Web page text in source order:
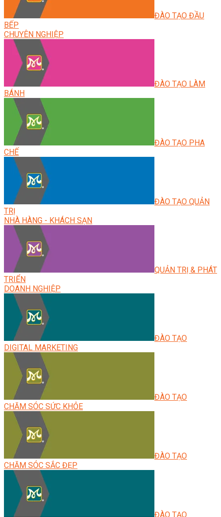
ĐÀO TẠO ĐẦU
BẾP
CHUYÊN NGHIỆP
ĐÀO TẠO LÀM
BÁNH
ĐÀO TẠO PHA
CHẾ
ĐÀO TẠO QUẢN
TRỊ
NHÀ HÀNG - KHÁCH SẠN
QUẢN TRỊ & PHÁT
TRIỂN
DOANH NGHIỆP
ĐÀO TẠO
DIGITAL MARKETING
ĐÀO TẠO
CHĂM SÓC SỨC KHỎE
ĐÀO TẠO
CHĂM SÓC SẮC ĐẸP
ĐÀO TẠO